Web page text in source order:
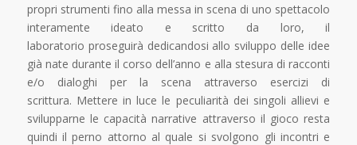
propri strumenti fino alla messa in scena di uno spettacolo
interamente ideato e scritto da loro, il
laboratorio proseguirà dedicandosi allo sviluppo delle idee
già nate durante il corso dell’anno e alla stesura di racconti
e/o dialoghi per la scena attraverso esercizi di
scrittura. Mettere in luce le peculiarità dei singoli allievi e
svilupparne le capacità narrative attraverso il gioco resta
quindi il perno attorno al quale si svolgono gli incontri e